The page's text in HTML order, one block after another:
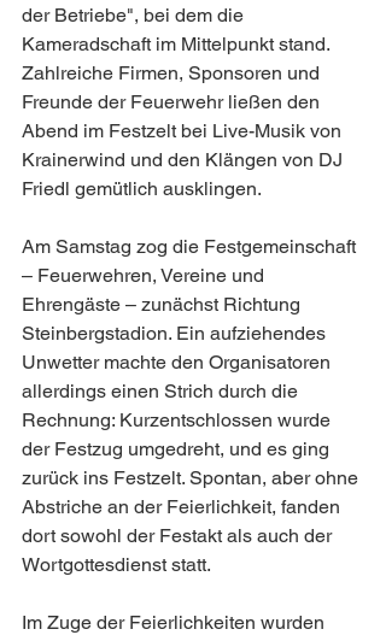
der Betriebe", bei dem die
Kameradschaft im Mittelpunkt stand.
Zahlreiche Firmen, Sponsoren und
Freunde der Feuerwehr ließen den
Abend im Festzelt bei Live-Musik von
Krainerwind und den Klängen von DJ
Friedl gemütlich ausklingen.
Am Samstag zog die Festgemeinschaft
– Feuerwehren, Vereine und
Ehrengäste – zunächst Richtung
Steinbergstadion. Ein aufziehendes
Unwetter machte den Organisatoren
allerdings einen Strich durch die
Rechnung: Kurzentschlossen wurde
der Festzug umgedreht, und es ging
zurück ins Festzelt. Spontan, aber ohne
Abstriche an der Feierlichkeit, fanden
dort sowohl der Festakt als auch der
Wortgottesdienst statt.
Im Zuge der Feierlichkeiten wurden